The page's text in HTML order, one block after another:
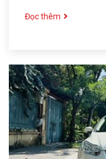
phù hợp với mình,
Tô Số 1 Hà Nội nhé.
Đọc thêm